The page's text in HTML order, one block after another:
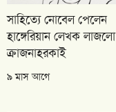
সাহিত্যে নোবেল পেলেন
হাঙ্গেরিয়ান লেখক লাজলো
ক্রাজনাহরকাই
৯ মাস আগে